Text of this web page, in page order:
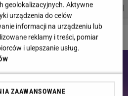
SIĘ!
ZNAK Z '30' WISŁAWA SZYMBORSKA
geolokalizacyjnych. Aktywne
urządzenia do celów
informacji na urządzeniu lub
reklamy i treści, pomiar
i ulepszanie usług.
ZAAWANSOWANE